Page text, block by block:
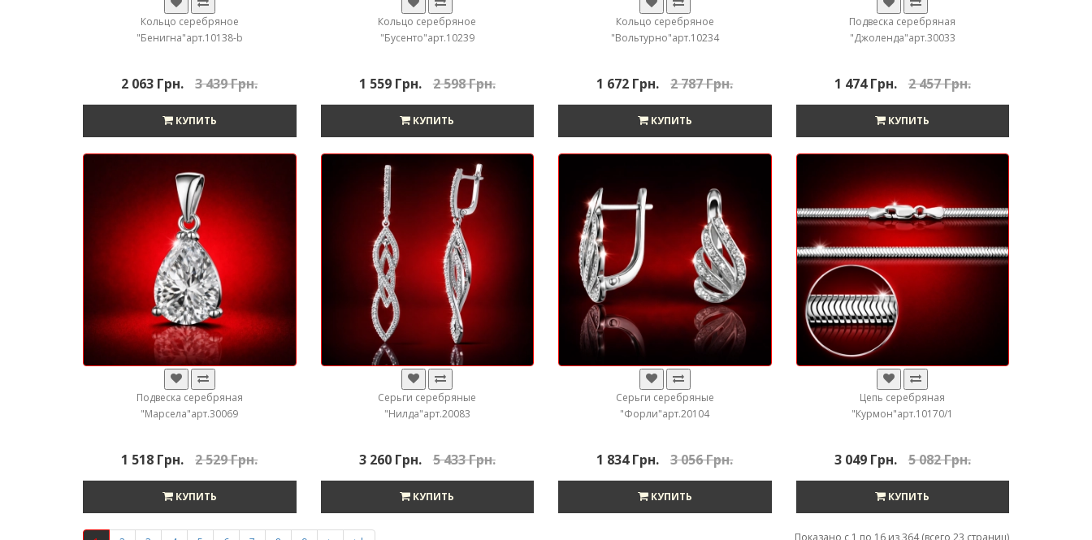
Кольцо серебряное
"Бенигна"арт.10138-b
2 063 Грн. 3 439 Грн.
КУПИТЬ
Кольцо серебряное
"Бусенто"арт.10239
1 559 Грн. 2 598 Грн.
КУПИТЬ
Кольцо серебряное
"Вольтурно"арт.10234
1 672 Грн. 2 787 Грн.
КУПИТЬ
Подвеска серебряная
"Джоленда"арт.30033
1 474 Грн. 2 457 Грн.
КУПИТЬ
Подвеска серебряная
"Марсела"арт.30069
1 518 Грн. 2 529 Грн.
КУПИТЬ
Серьги серебряные
"Нилда"арт.20083
3 260 Грн. 5 433 Грн.
КУПИТЬ
Серьги серебряные
"Форли"арт.20104
1 834 Грн. 3 056 Грн.
КУПИТЬ
Цепь серебряная
"Курмон"арт.10170/1
3 049 Грн. 5 082 Грн.
КУПИТЬ